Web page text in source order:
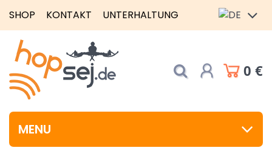
SHOP KONTAKT UNTERHALTUNG
0 €
MENU